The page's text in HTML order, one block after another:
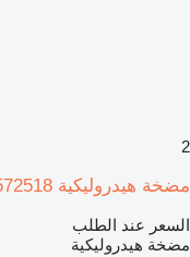
2
مضخة هيدروليكية Volvo 05572518 لـ حفارة
السعر عند الطلب
مضخة هيدروليكية